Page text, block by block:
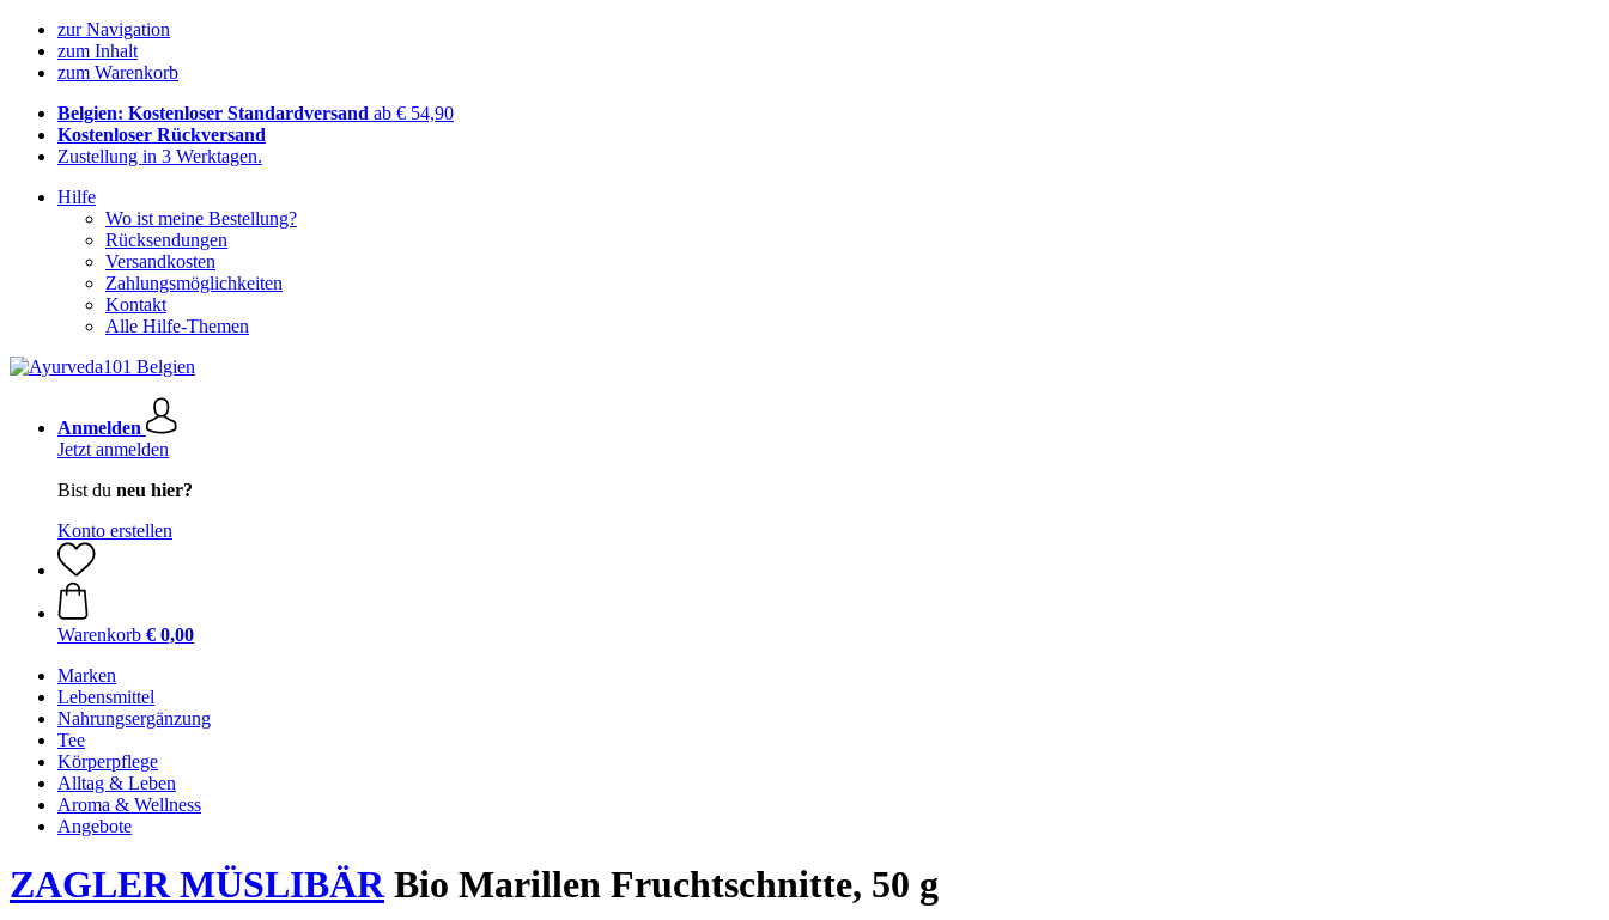
zur Navigation
zum Inhalt
zum Warenkorb
Belgien: Kostenloser Standardversand ab € 54,90
Kostenloser Rückversand
Zustellung in 3 Werktagen.
Hilfe
Wo ist meine Bestellung?
Rücksendungen
Versandkosten
Zahlungsmöglichkeiten
Kontakt
Alle Hilfe-Themen
Anmelden
Jetzt anmelden
Bist du neu hier?
Konto erstellen
Warenkorb € 0,00
Marken
Lebensmittel
Nahrungsergänzung
Tee
Körperpflege
Alltag & Leben
Aroma & Wellness
Angebote
ZAGLER MÜSLIBÄRBio Marillen Fruchtschnitte, 50 g